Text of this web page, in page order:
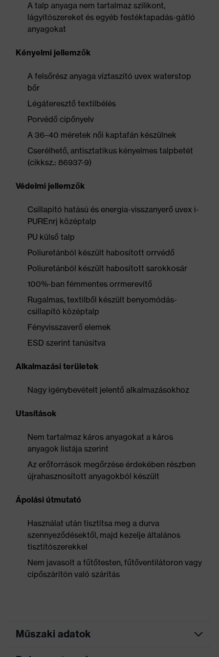
A talp anyaga nem tartalmaz szilikont,
lágyítószereket és egyéb festéktapadás-gátló
anyagokat
Kényelmi jellemzők
A felsőrész anyaga víztaszító uvex waterstop
bőr
Légáteresztő textilbélés
Porvédő cipőnyelv
A 36–40 méretek női kaptafán készülnek
Cserélhető, antisztatikus kényelmes talpbetét
(cikksz.: 86937-9)
Védelmi jellemzők
Csillapító hatású és energia-visszanyerő uvex i-
PUREnrj középtalp
PU külső talp
Poliuretánból készült habosított orrvédő
Poliuretánból készült habosított sarokkosár
100%-ban fémmentes orrmerevítő
Rugalmas, textilből készült benyomódás-
csillapító középtalp
Fényvisszaverő elemek
ESD szerint tanúsítva
Alkalmazási területek
Nagy igénybevételt jelentő alkalmazásokhoz
Utasítások
Nem tartalmaz káros anyagokat a káros
anyagok listája szerint
Az erőforrások megőrzése érdekében részben
újrahasznosított anyagokból készült
Ápolási útmutató
Használat után tisztítsa meg a durva
szennyeződésektől, majd kezelje általános
tisztítószerekkel
Nem javasolt a fűtőtesten, fűtőventilátoron vagy
cipőszárítón való szárítás
Műszaki adatok